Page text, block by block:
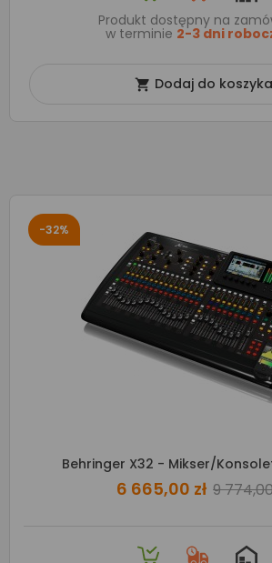
Produkt dostępny na
w terminie 2-3 dni
 Dodaj do koszyka
-32%
Behringer X32 - Mikser/
6 665,00 zł 9